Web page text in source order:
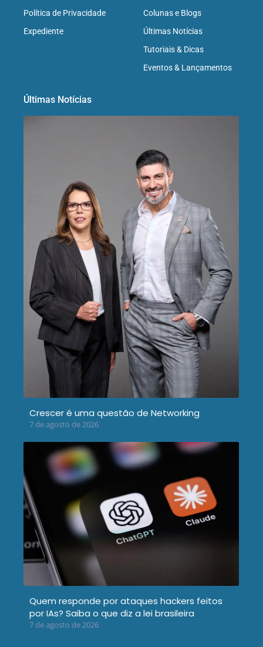
Política de Privacidade
Expediente
Colunas e Blogs
Últimas Notícias
Tutoriais & Dicas
Eventos & Lançamentos
Últimas Notícias
Crescer é uma questão de Networking
7 de agosto de 2026
Quem responde por ataques hackers feitos
por IAs? Saiba o que diz a lei brasileira
7 de agosto de 2026